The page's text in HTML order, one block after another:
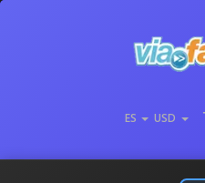
ES USD